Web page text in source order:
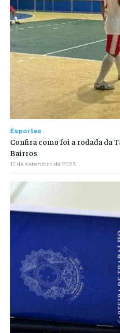
Esportes
Confira como foi a rodada da
Bairros
10 de setembro de 2025